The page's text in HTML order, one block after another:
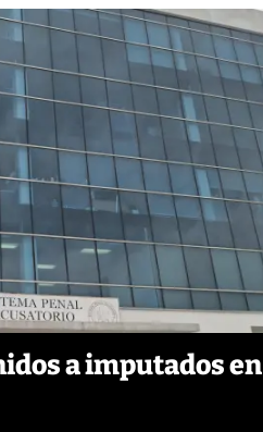
a imputados en